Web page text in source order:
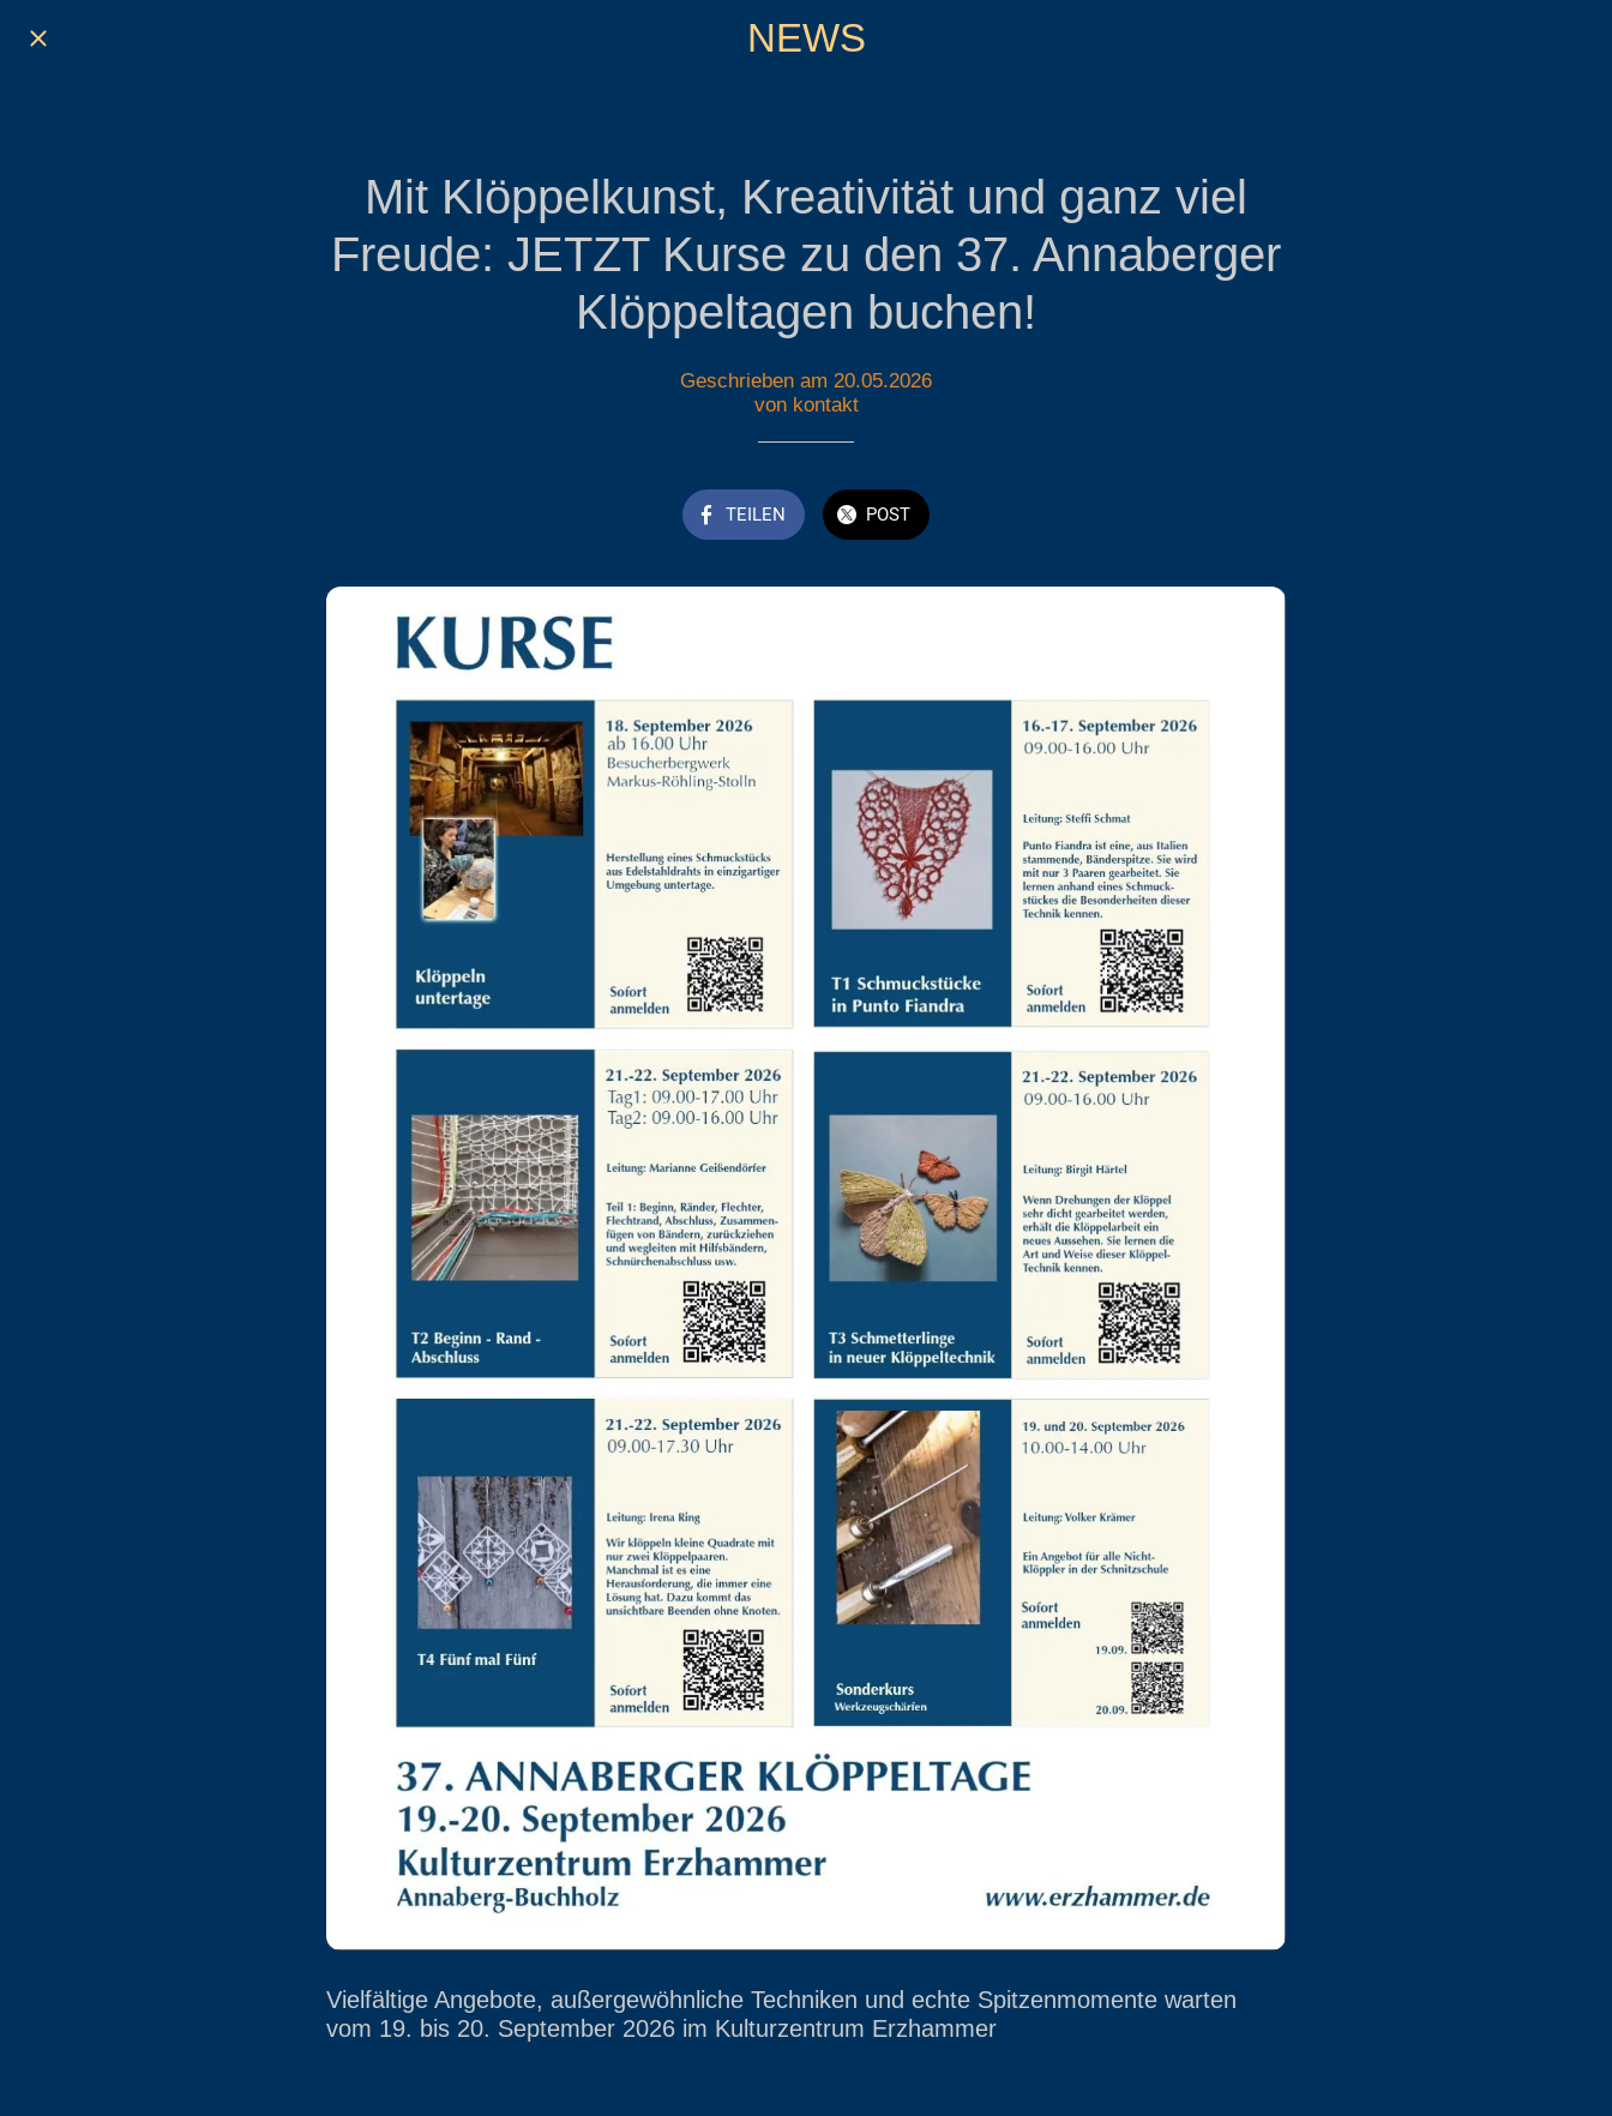
NEWS
Mit Klöppelkunst, Kreativität und ganz viel
Freude: JETZT Kurse zu den 37. Annaberger
Klöppeltagen buchen!
Geschrieben am 20.05.2026
von kontakt
TEILEN POST
Vielfältige Angebote, außergewöhnliche Techniken und echte Spitzenmomente warten
vom 19. bis 20. September 2026 im Kulturzentrum Erzhammer